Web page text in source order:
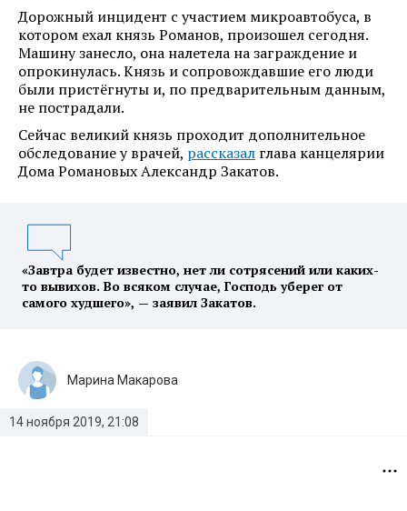
Дорожный инцидент с участием микроавтобуса, в
котором ехал князь Романов, произошел сегодня.
Машину занесло, она налетела на заграждение и
опрокинулась. Князь и сопровождавшие его люди
были пристёгнуты и, по предварительным данным,
не пострадали.
Сейчас великий князь проходит дополнительное
обследование у врачей, рассказал глава канцелярии
Дома Романовых Александр Закатов.
«Завтра будет известно, нет ли сотрясений или каких-
то вывихов. Во всяком случае, Господь уберег от
самого худшего», — заявил Закатов.
14 ноября 2019, 21:08
Марина Макарова